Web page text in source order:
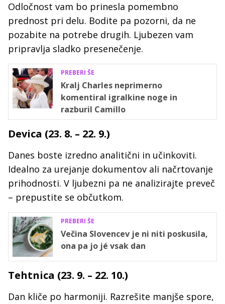
Odločnost vam bo prinesla pomembno
prednost pri delu. Bodite pa pozorni, da ne
pozabite na potrebe drugih. Ljubezen vam
pripravlja sladko presenečenje.
PREBERI ŠE
Kralj Charles neprimerno
komentiral igralkine noge in
razburil Camillo
Devica (23. 8. – 22. 9.)
Danes boste izredno analitični in učinkoviti.
Idealno za urejanje dokumentov ali načrtovanje
prihodnosti. V ljubezni pa ne analizirajte preveč
– prepustite se občutkom.
PREBERI ŠE
Večina Slovencev je ni niti poskusila,
ona pa jo jé vsak dan
Tehtnica (23. 9. – 22. 10.)
Dan kliče po harmoniji. Razrešite manjše spore,